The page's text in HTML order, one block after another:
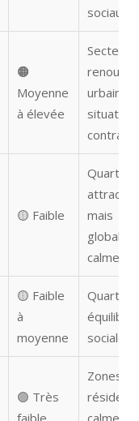
sociaux
🟠
Moyenne
à élevée
Secteur
urbain,
situation
🟡 Faible
Quartier
attractif,
mais
calme
🟡 Faible
à
moyenne
🟢 Très
faible
Zones
calmes